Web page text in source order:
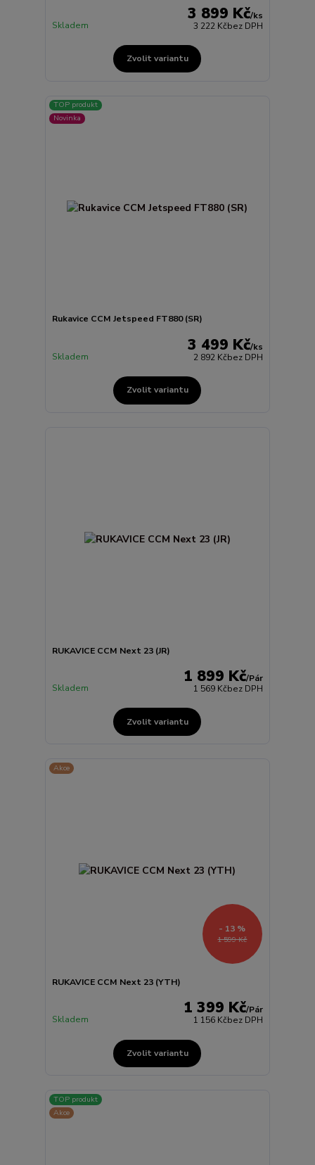
3 899 Kč/ks
3 222 Kčbez DPH
Skladem
Zvolit variantu
TOP produkt
Novinka
Rukavice CCM Jetspeed FT880 (SR)
3 499 Kč/ks
2 892 Kčbez DPH
Skladem
Zvolit variantu
RUKAVICE CCM Next 23 (JR)
1 899 Kč/Pár
1 569 Kčbez DPH
Skladem
Zvolit variantu
Akce
1 599 Kč
- 13 %
RUKAVICE CCM Next 23 (YTH)
1 399 Kč/Pár
1 156 Kčbez DPH
Skladem
Zvolit variantu
TOP produkt
Akce